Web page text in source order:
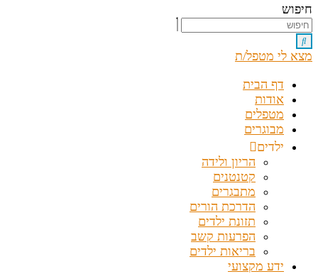
חיפוש
מצא לי מטפל/ת
דף הבית
אודות
מטפלים
מבוגרים
ילדים
הריון ולידה
קטנטנים
מתבגרים
הדרכת הורים
תזונת ילדים
הפרעות קשב
בריאות ילדים
ידע מקצועי